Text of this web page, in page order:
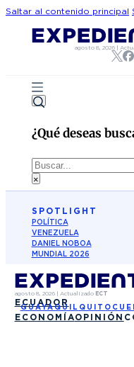
Saltar al contenido principal
agosto 8, 2026|
¿Qué deseas
Buscar
×
SPOTLIGHT
POLÍTICA
VENEZUELA
DANIEL NOBOA
MUNDIAL 2026
agosto 8, 2026| Actualizado ECT
ECUADOR
GUAYAQUIL QUITO
ECONOMÍAOPINIÓN